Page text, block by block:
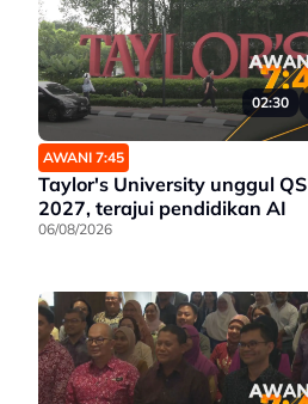
02:30
AWANI 7:45
Taylor's University unggul QS
2027, terajui pendidikan AI
06/08/2026